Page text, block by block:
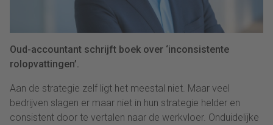
Oud-accountant schrijft boek over ‘inconsistente
rolopvattingen’.
Aan de strategie zelf ligt het meestal niet. Maar veel
bedrijven slagen er maar niet in hun strategie helder en
consistent door te vertalen naar de werkvloer. Onduidelijke